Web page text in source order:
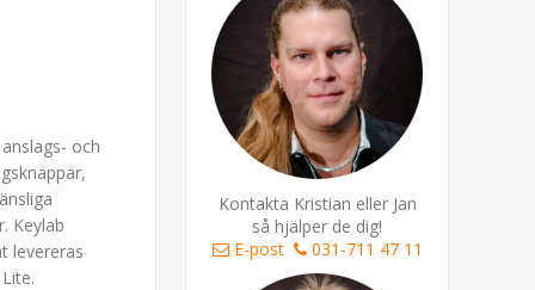
Kontakta Kristian eller Jan
så hjälper de dig!
E-post
031-711 47 11
och
Keylab
levereras